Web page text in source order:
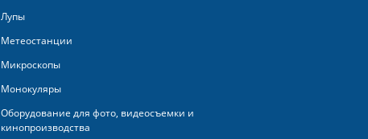
Лупы
Метеостанции
Микроскопы
Монокуляры
Оборудование для фото, видеосъемки и
кинопроизводства